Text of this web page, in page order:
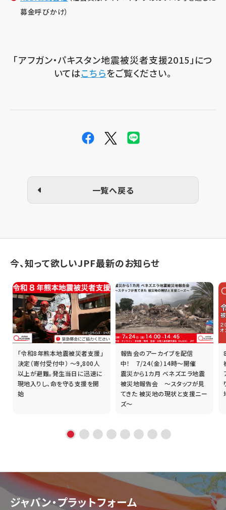
募金呼びかけ）
「アフガン・パキスタン地震被災者支援2015」につ
いてはこちらをご覧ください。
一覧へ戻る
今、知って欲しいJPF最新のお知らせ
「令和8年熊本地震被災者支援」
決定（寄付受付中） ～9,800人
以上が避難。発生当日に迅速に
現地入りし、命を守る支援を開
始
報告会のアーカイブを配信
中！ 7/24（金）14時～開催
震災から1カ月 ベネズエラ地震
被災地報告会 ～スタッフが見
てきた 被災地の現状と支援ニー
ズ～
ジャパン・プラットフォーム